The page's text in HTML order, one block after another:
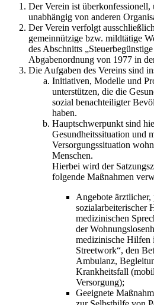
Der Verein ist überkonfessionell,
unabhängig von anderen
Der Verein verfolgt
gemeinnützige bzw. mildtätige
des Abschnitts
Abgabenordnung von 1977 in
Die Aufgaben des Vereins sind
Initiativen, Modelle und
unterstützen, die die
sozial benachteiligter
haben.
Hauptschwerpunkt sind
Gesundheitssituation und
Versorgungssituation
Menschen.
Hierbei wird der
folgende Maßnahmen
Angebote ärztlicher,
sozialarbeiterischer
medizinischen
der
medizinische Hilfen
Streetwork“, den
Ambulanz,
Krankheitsfall
Versorgung);
Geeignete